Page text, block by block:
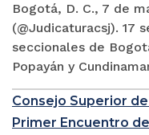
Bogotá, D. C., 7 de
(@Judicaturacsj). 17
seccionales de
Popayán y
Consejo Superior
Primer Encuentro